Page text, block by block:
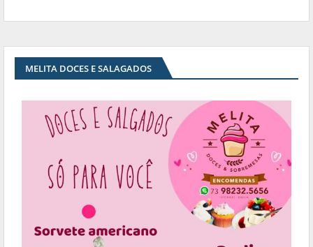
MELITA DOCES E SALAGADOS